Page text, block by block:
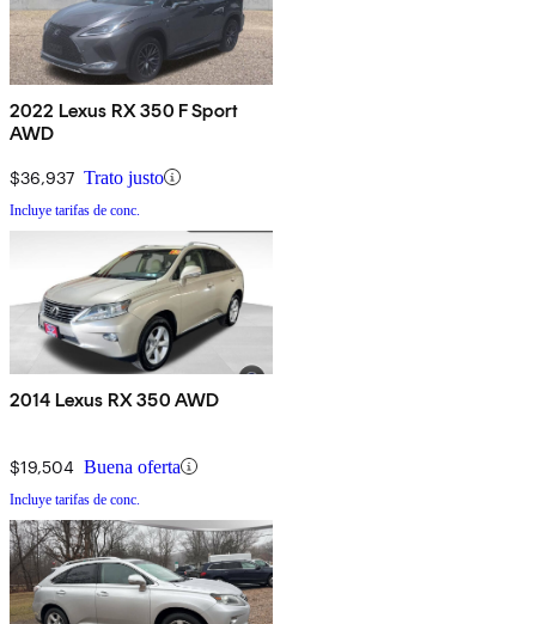
2022 Lexus RX 350 F Sport
AWD
$36,937 Trato justo
Incluye tarifas de conc.
2014 Lexus RX 350 AWD
$19,504 Buena oferta
Incluye tarifas de conc.